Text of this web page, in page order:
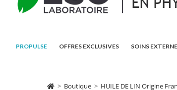
PROPULSE OFFRES EXCLUSIVES SOINS
> Boutique > HUILE DE LIN Origine